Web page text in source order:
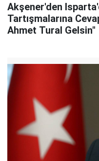
Akşener'den
Tartışmalarına
Ahmet Tural Gelsin"